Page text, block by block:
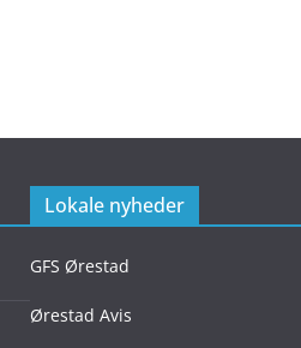
Lokale nyheder
GFS Ørestad
Ørestad Avis